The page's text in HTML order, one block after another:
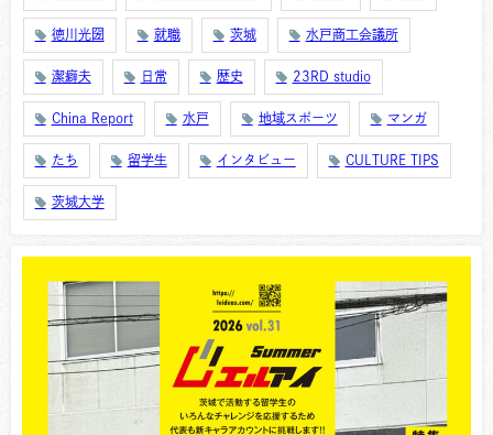
徳川光圀 就職 茨城 水戸商工会議所
潔癖夫 日常 歴史 23RD studio
China Report 水戸 地域スポーツ マンガ
たち 留学生 インタビュー CULTURE TIPS
茨城大学